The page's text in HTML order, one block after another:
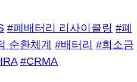
#폐배터리 리사이클링 #폐
순환체계 #배터리 #희소금
#CRMA